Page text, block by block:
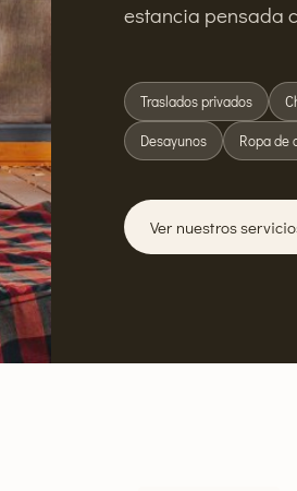
estancia pensada
Traslados privados
Desayunos Ropa de
Ver nuestros